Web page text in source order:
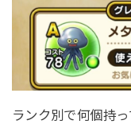
ランク別で何個持